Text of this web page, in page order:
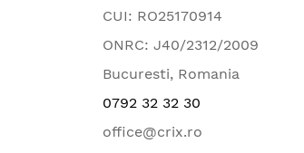
CUI: RO25170914
ONRC: J40/2312/2009
Bucuresti, Romania
0792 32 32 30
office@crix.ro